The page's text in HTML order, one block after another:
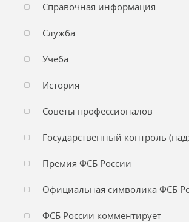
Справочная информация
Служба
Учеба
История
Советы профессионалов
Государственный контроль
Премия ФСБ России
Официальная символика ФСБ
ФСБ России комментирует